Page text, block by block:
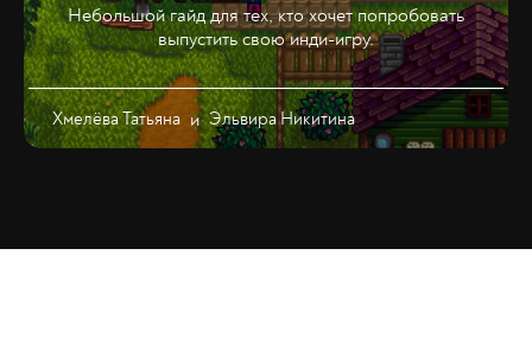
Небольшой гайд для тех, кто хочет попробовать
выпустить свою инди-игру.
Хмелёва Татьяна иЭльвира Никитина